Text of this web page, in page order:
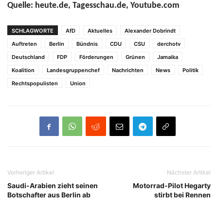
Quelle: heute.de, Tagesschau.de, Youtube.com
SCHLAGWORTE AfD Aktuelles
Alexander Dobrindt
Auftreten
Berlin Bündnis CDU CSU
derchotv
Deutschland
FDP Förderungen Grünen
Jamaika
Koalition
Landesgruppenchef Nachrichten News
Politik
Rechtspopulisten
Union
Vorheriger Artikel
Saudi-Arabien zieht seinen
Botschafter aus Berlin ab
Nächster Artikel
Motorrad-Pilot Hegarty
stirbt bei Rennen